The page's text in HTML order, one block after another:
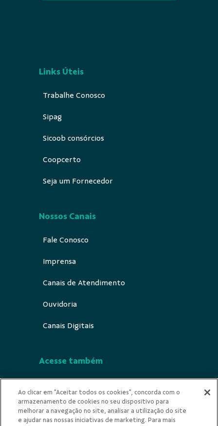
Links Úteis
Trabalhe Conosco
Sipag
Sicoob consórcios
Coopcerto
Seja um Fornecedor
Nossos Canais
Fale Conosco
Imprensa
Canais de Atendimento
Ouvidoria
Canais Digitais
Acesse também
Indícios de Ilícitude
Ao clicar em "Aceitar todos os cookies", concorda com o
armazenamento de cookies no seu dispositivo para
melhorar a navegação no site, analisar a utilização do site
e ajudar nas nossas iniciativas de marketing. Para mais